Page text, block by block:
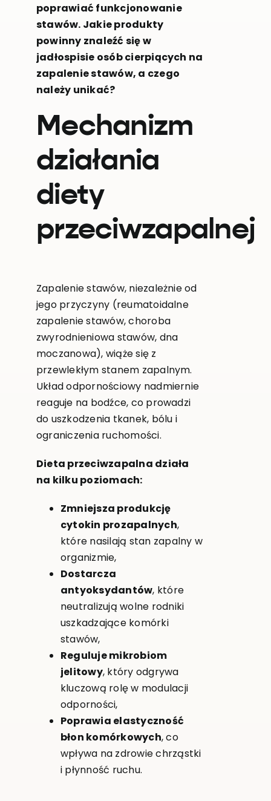
poprawiać funkcjonowanie
stawów. Jakie produkty
powinny znaleźć się w
jadłospisie osób cierpiących na
zapalenie stawów, a czego
należy unikać?
Mechanizm
działania
diety
przeciwzapalnej
Zapalenie stawów, niezależnie od
jego przyczyny (reumatoidalne
zapalenie stawów, choroba
zwyrodnieniowa stawów, dna
moczanowa), wiąże się z
przewlekłym stanem zapalnym.
Układ odpornościowy nadmiernie
reaguje na bodźce, co prowadzi
do uszkodzenia tkanek, bólu i
ograniczenia ruchomości.
Dieta przeciwzapalna działa
na kilku poziomach:
Zmniejsza produkcję
cytokin prozapalnych,
które nasilają stan zapalny w
organizmie,
Dostarcza
antyoksydantów, które
neutralizują wolne rodniki
uszkadzające komórki
stawów,
Reguluje mikrobiom
jelitowy, który odgrywa
kluczową rolę w modulacji
odporności,
Poprawia elastyczność
błon komórkowych, co
wpływa na zdrowie chrząstki
i płynność ruchu.